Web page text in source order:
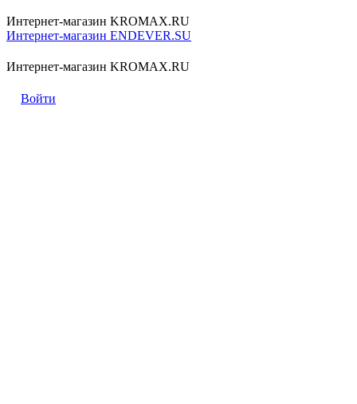
Интернет-магазин KROMAX.RU
Интернет-магазин ENDEVER.SU
Интернет-магазин KROMAX.RU
Войти